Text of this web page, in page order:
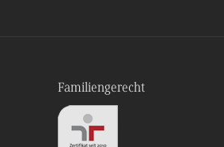
Familiengerecht